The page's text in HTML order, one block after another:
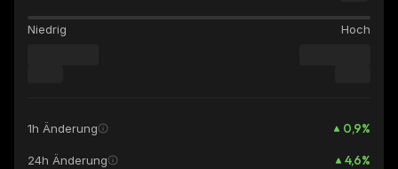
Niedrig Hoch
1h Änderung 0,9%
24h Änderung 4,6%